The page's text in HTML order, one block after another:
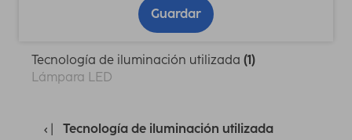
Guardar
Tecnología de iluminación utilizada (1)
Lámpara LED
Tecnología de iluminación utilizada